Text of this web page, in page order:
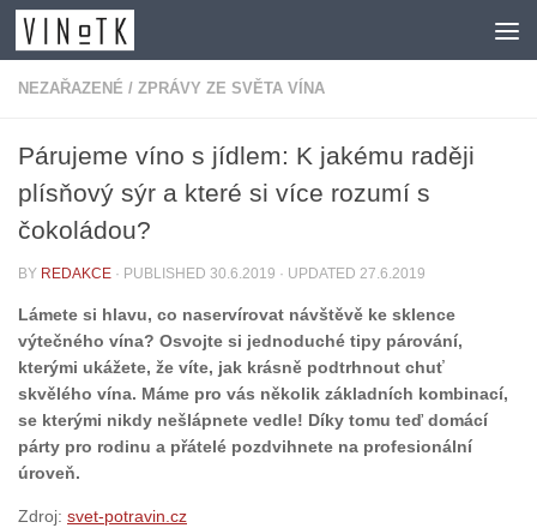
Skip to content
NEZAŘAZENÉ / ZPRÁVY ZE SVĚTA VÍNA
Párujeme víno s jídlem: K jakému raději
plísňový sýr a které si více rozumí s
čokoládou?
BY REDAKCE · PUBLISHED 30.6.2019 · UPDATED 27.6.2019
Lámete si hlavu, co naservírovat návštěvě ke sklence
výtečného vína? Osvojte si jednoduché tipy párování,
kterými ukážete, že víte, jak krásně podtrhnout chuť
skvělého vína. Máme pro vás několik základních kombinací,
se kterými nikdy nešlápnete vedle! Díky tomu teď domácí
párty pro rodinu a přátelé pozdvihnete na profesionální
úroveň.
Zdroj: svet-potravin.cz